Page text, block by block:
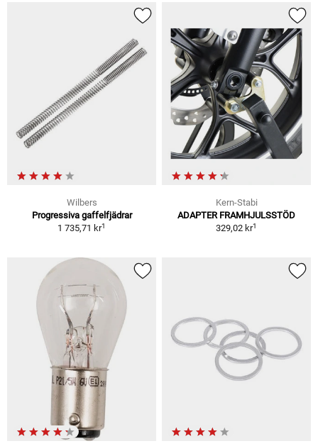
Wilbers
Progressiva gaffelfjädrar
1 735,71 kr1
Kern-Stabi
ADAPTER FRAMHJULSSTÖD
329,02 kr1